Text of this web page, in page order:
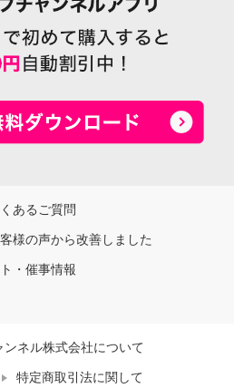
あるご質問
様の声から改善しました
・催事情報
ネル株式会社について
特定商取引法に関して